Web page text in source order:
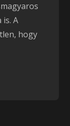
A
hogy